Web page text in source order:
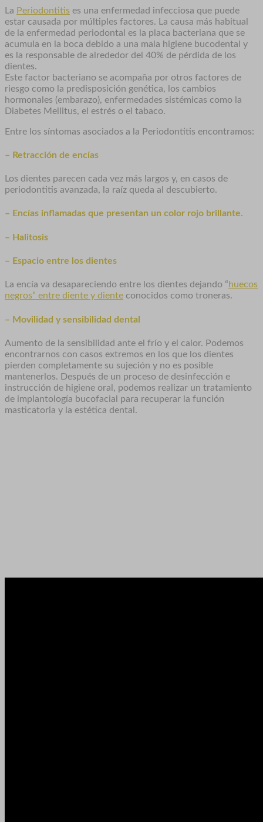
La Periodontitis es una enfermedad infecciosa que puede
estar causada por múltiples factores. La causa más habitual
de la enfermedad periodontal es la placa bacteriana que se
acumula en la boca debido a una mala higiene bucodental y
es la responsable de alrededor del 40% de pérdida de los
dientes.
Este factor bacteriano se acompaña por otros factores de
riesgo como la predisposición genética, los cambios
hormonales (embarazo), enfermedades sistémicas como la
Diabetes Mellitus, el estrés o el tabaco.
Entre los síntomas asociados a la Periodontitis encontramos:
– Retracción de encías
Los dientes parecen cada vez más largos y, en casos de
periodontitis avanzada, la raíz queda al descubierto.
– Encías inflamadas que presentan un color rojo brillante.
– Halitosis
– Espacio entre los dientes
La encía va desapareciendo entre los dientes dejando “huecos
negros” entre diente y diente conocidos como troneras.
– Movilidad y sensibilidad dental
Aumento de la sensibilidad ante el frío y el calor. Podemos
encontrarnos con casos extremos en los que los dientes
pierden completamente su sujeción y no es posible
mantenerlos. Después de un proceso de desinfección e
instrucción de higiene oral, podemos realizar un tratamiento
de implantología bucofacial para recuperar la función
masticatoria y la estética dental.